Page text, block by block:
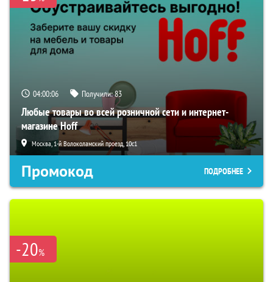
04:00:06 Получили:83
Любые товары во всей розничной сети и интернет-
магазине Hoff
Москва, 1-й Волоколамский проезд, 10с1
Промокод ПОДРОБНЕЕ
-20%